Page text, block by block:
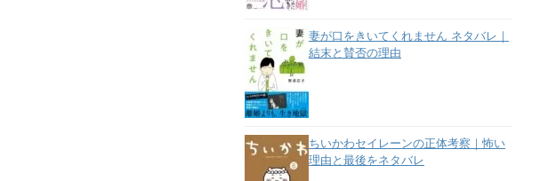
妻が口をきいてくれません ネタバレ｜
結末と賛否の理由
ちいかわセイレーンの正体考察｜怖い
理由と最後をネタバレ